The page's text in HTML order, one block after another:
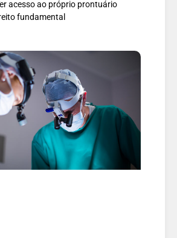
acesso ao próprio prontuário
fundamental